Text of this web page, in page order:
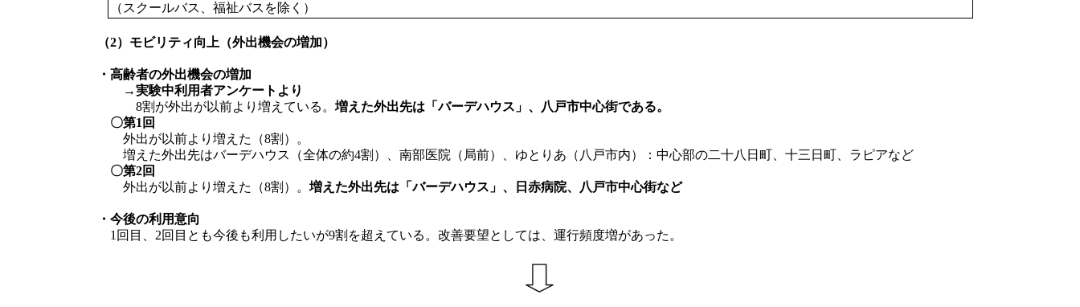
（スクールバス、福祉バスを除く）
（2）モビリティ向上（外出機会の増加）
・高齢者の外出機会の増加
→実験中利用者アンケートより
8割が外出が以前より増えている。 増えた外出先は「バーデハウス」、八戸市中心街である。
〇第1回
外出が以前より増えた（8割）。
増えた外出先はバーデハウス（全体の約4割）、南部医院（局前）、ゆとりあ（八戸市内）：中心部の二十八日町、十三日町、ラピアなど
〇第2回
外出が以前より増えた（8割）。 増えた外出先は「バーデハウス」、日赤病院、八戸市中心街など
・今後の利用意向
1回目、2回目とも今後も利用したいが9割を超えている。改善要望としては、運行頻度増があった。